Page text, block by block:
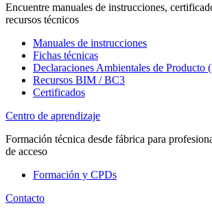
Encuentre manuales de instrucciones,
recursos técnicos
Manuales de instrucciones
Fichas técnicas
Declaraciones Ambientales de Producto
Recursos BIM / BC3
Certificados
Centro de aprendizaje
Formación técnica desde fábrica para
de acceso
Formación y CPDs
Contacto